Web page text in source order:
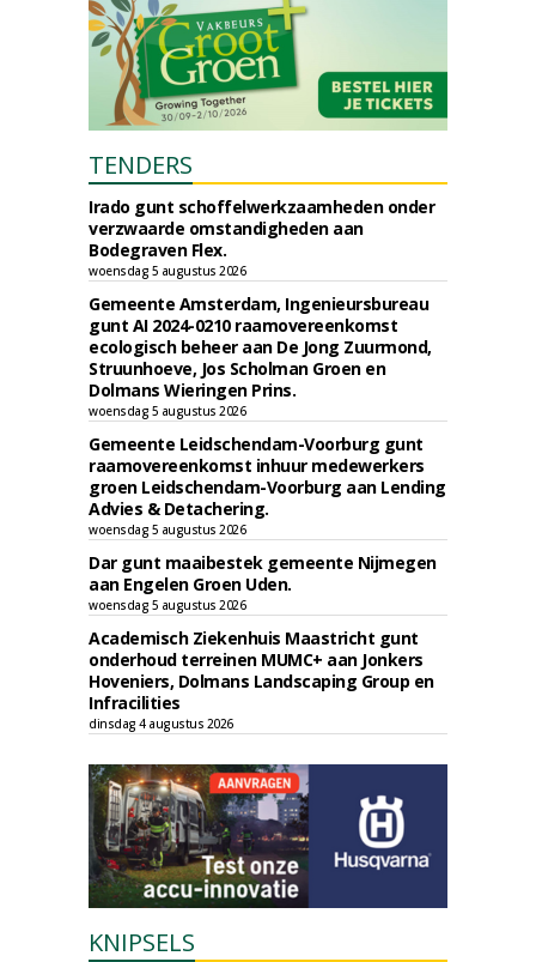
TENDERS
Irado gunt schoffelwerkzaamheden onder
verzwaarde omstandigheden aan
Bodegraven Flex.
woensdag 5 augustus 2026
Gemeente Amsterdam, Ingenieursbureau
gunt AI 2024-0210 raamovereenkomst
ecologisch beheer aan De Jong Zuurmond,
Struunhoeve, Jos Scholman Groen en
Dolmans Wieringen Prins.
woensdag 5 augustus 2026
Gemeente Leidschendam-Voorburg gunt
raamovereenkomst inhuur medewerkers
groen Leidschendam-Voorburg aan Lending
Advies & Detachering.
woensdag 5 augustus 2026
Dar gunt maaibestek gemeente Nijmegen
aan Engelen Groen Uden.
woensdag 5 augustus 2026
Academisch Ziekenhuis Maastricht gunt
onderhoud terreinen MUMC+ aan Jonkers
Hoveniers, Dolmans Landscaping Group en
Infracilities
dinsdag 4 augustus 2026
KNIPSELS